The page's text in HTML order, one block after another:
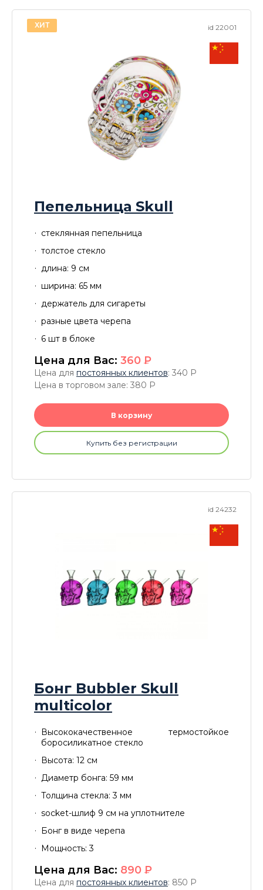
id 22001
ХИТ
Пепельница Skull
стеклянная пепельница
толстое стекло
длина: 9 см
ширина: 65 мм
держатель для сигареты
разные цвета черепа
6 шт в блоке
Цена для Вас: 360 P
Цена для постоянных клиентов: 340 P
Цена в торговом зале: 380 P
В корзину
Купить без регистрации
id 24232
Бонг Bubbler Skull
multicolor
Высококачественное термостойкое
боросиликатное стекло
Высота: 12 см
Диаметр бонга: 59 мм
Толщина стекла: 3 мм
socket-шлиф 9 см на уплотнителе
Бонг в виде черепа
Мощность: 3
Цена для Вас: 890 P
Цена для постоянных клиентов: 850 P